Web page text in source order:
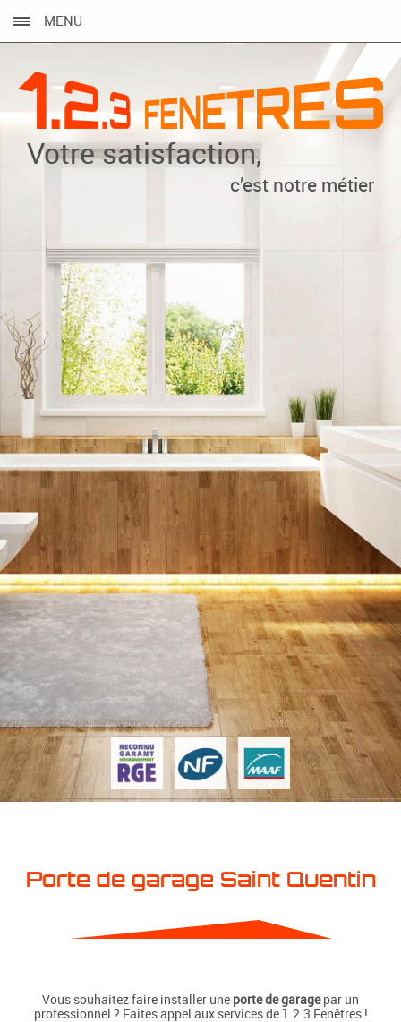
MENU
Votre satisfaction,
c’est notre métier
Porte de garage Saint Quentin
Vous souhaitez faire installer une porte de garagepar un
professionnel ? Faites appel aux services de 1.2.3 Fenêtres !